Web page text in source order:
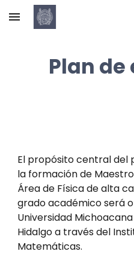
Skip to main content
Plan
El propósito central del
la formación de
Área de Física de alta
grado académico será
Universidad
Hidalgo a través del
Matemáticas.